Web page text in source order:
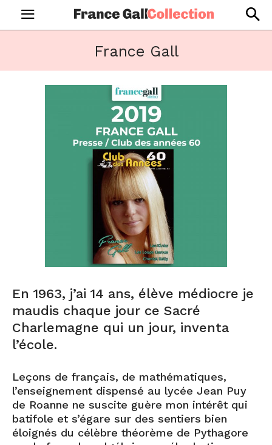
France Gall
En 1963, j’ai 14 ans, élève médiocre je
maudis chaque jour ce Sacré
Charlemagne qui un jour, inventa
l’école.
Leçons de français, de mathématiques,
l’enseignement dispensé au lycée Jean Puy
de Roanne ne suscite guère mon intérêt qui
batifole et s’égare sur des sentiers bien
éloignés du célèbre théorème de Pythagore